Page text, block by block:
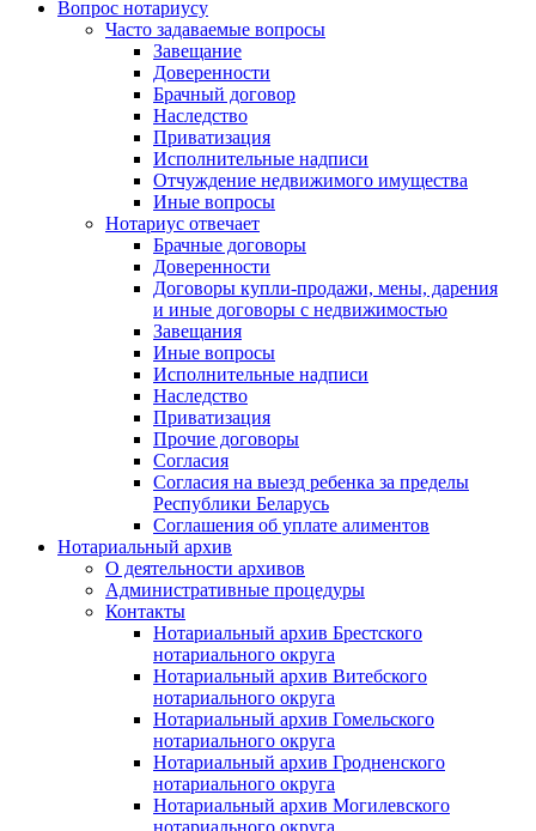
Вопрос нотариусу
Часто задаваемые вопросы
Завещание
Доверенности
Брачный договор
Наследство
Приватизация
Исполнительные надписи
Отчуждение недвижимого имущества
Иные вопросы
Нотариус отвечает
Брачные договоры
Доверенности
Договоры купли-продажи, мены, дарения
и иные договоры с недвижимостью
Завещания
Иные вопросы
Исполнительные надписи
Наследство
Приватизация
Прочие договоры
Согласия
Согласия на выезд ребенка за пределы
Республики Беларусь
Соглашения об уплате алиментов
Нотариальный архив
О деятельности архивов
Административные процедуры
Контакты
Нотариальный архив Брестского
нотариального округа
Нотариальный архив Витебского
нотариального округа
Нотариальный архив Гомельского
нотариального округа
Нотариальный архив Гродненского
нотариального округа
Нотариальный архив Могилевского
нотариального округа